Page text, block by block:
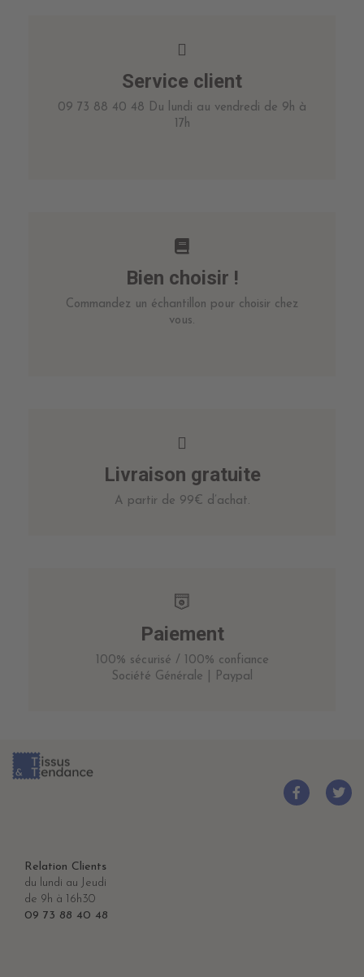
Service client
09 73 88 40 48 Du lundi au vendredi de 9h à
17h
Bien choisir !
Commandez un échantillon pour choisir chez
vous.
Livraison gratuite
A partir de 99€ d’achat.
Paiement
100% sécurisé / 100% confiance
Société Générale | Paypal
Relation Clients
du lundi au Jeudi
de 9h à 16h30
09 73 88 40 48